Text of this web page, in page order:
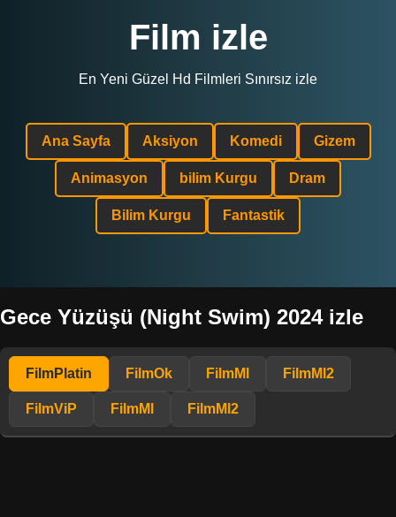
Film izle
En Yeni Güzel Hd Filmleri Sınırsız izle
Ana Sayfa Aksiyon Komedi Gizem
Animasyon bilim Kurgu Dram
Bilim Kurgu Fantastik
Gece Yüzüşü (Night Swim) 2024 izle
FilmPlatin FilmOk FilmMl FilmMl2
FilmViP FilmMl FilmMl2